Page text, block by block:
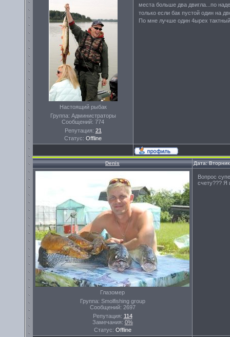
Настоящий рыбак
Группа: Администраторы
Сообщений: 774
Репутация: 21
Статус: Offline
места больше два двигла...по
только если бак пустой один на
По мне лучше один 4ырех
Denis Дата:
Глазомер
Группа: Smolfishing group
Сообщений: 2697
Репутация: 114
Замечания: 0%
Статус: Offline
Вопрос
счету??? Я